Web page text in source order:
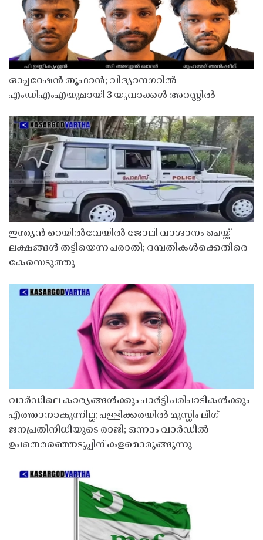
ഓപ്പറേഷൻ തൂഫാൻ; വിദ്യാനഗറിൽ
എംഡിഎംഎയുമായി 3 യുവാക്കൾ അറസ്റ്റിൽ
ഇന്ത്യൻ റെയിൽവേയിൽ ജോലി വാഗ്ദാനം ചെയ്ത്
ലക്ഷങ്ങൾ തട്ടിയെന്ന പരാതി; ദമ്പതികൾക്കെതിരെ
കേസെടുത്തു
വാർഡിലെ കാര്യങ്ങൾക്കും പാർട്ടി പരിപാടികൾക്കും
എത്താനാകുന്നില്ല; പള്ളിക്കരയിൽ മുസ്ലിം ലീഗ്
ജനപ്രതിനിധിയുടെ രാജി; ഒന്നാം വാർഡിൽ
ഉപതെരഞ്ഞെടുപ്പിന് കളമൊരുങ്ങുന്നു